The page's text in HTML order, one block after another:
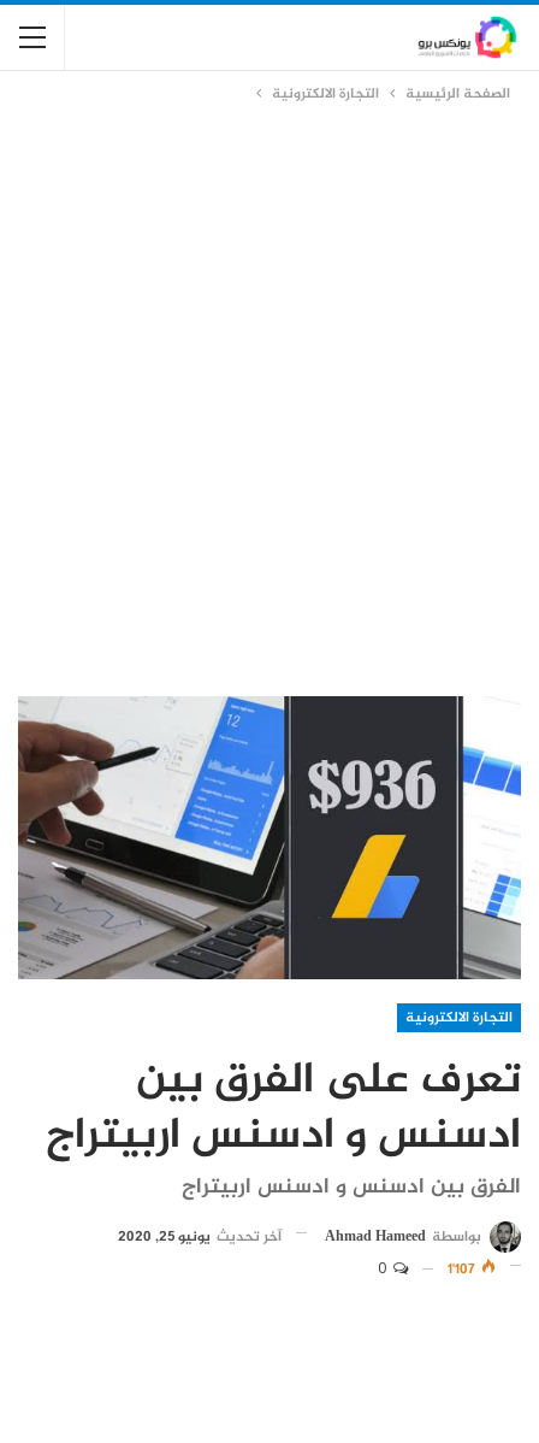
الصفحة الرئيسية التجارة الالكترونية
التجارة الالكترونية
تعرف على الفرق بين
ادسنس و ادسنس اربيتراج
الفرق بين ادسنس و ادسنس اربيتراج
بواسطة Ahmad Hameed آخر تحديث يونيو 25, 2020